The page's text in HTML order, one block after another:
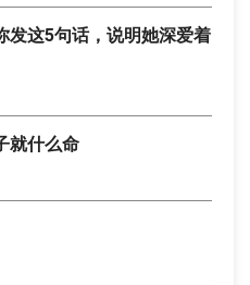
发这5句话，说明她深爱着
就什么命